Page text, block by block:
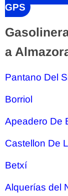
GPS
a
Pantano Del
Borriol
Apeadero De
Castellon De
Betxí
Alquerías del